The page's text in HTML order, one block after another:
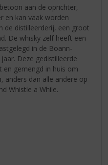
aan de oprichter,
en kan vaak worden
de distilleerderij, een groot
De whisky zelf heeft een
in de Boann-
Deze gedistilleerde
en gemengd in huis om
anders dan alle andere op
Whistle a While.